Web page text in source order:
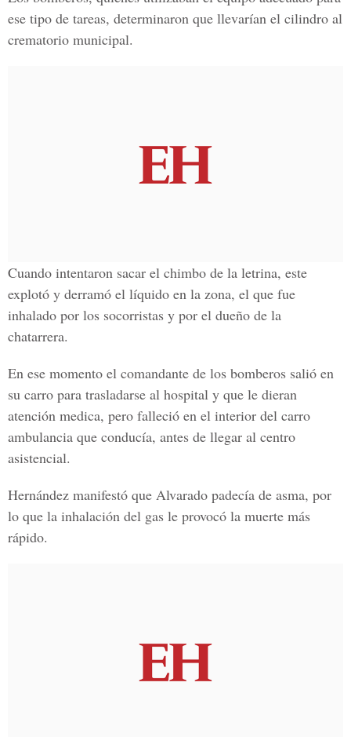
ese tipo de tareas, determinaron que llevarían el cilindro al
crematorio municipal.
Cuando intentaron sacar el chimbo de la letrina, este
explotó y derramó el líquido en la zona, el que fue
inhalado por los socorristas y por el dueño de la
chatarrera.
En ese momento el comandante de los bomberos salió en
su carro para trasladarse al hospital y que le dieran
atención medica, pero falleció en el interior del carro
ambulancia que conducía, antes de llegar al centro
asistencial.
Hernández manifestó que Alvarado padecía de asma, por
lo que la inhalación del gas le provocó la muerte más
rápido.